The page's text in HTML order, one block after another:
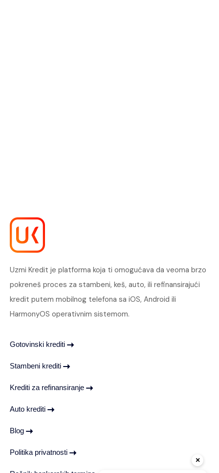
Uzmi Kredit je platforma koja ti omogućava da veoma brzo
pokreneš proces za stambeni, keš, auto, ili refinansirajući
kredit putem mobilnog telefona sa iOS, Android ili
HarmonyOS operativnim sistemom.
Gotovinski krediti
Stambeni krediti
Krediti za refinansiranje
Auto krediti
Blog
Politika privatnosti
×